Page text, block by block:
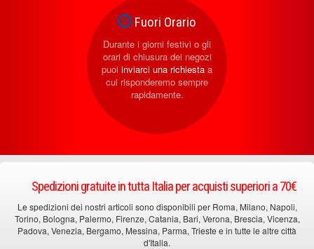
Fuori Orario
Durante i giorni festivi o gli
orari di chiusura dei negozi
puoi inviarci una richiesta a
cui risponderemo sempre
rapidamente.
Spedizioni gratuite in tutta Italia per acquisti superiori a 70€
Le spedizioni dei nostri articoli sono disponibili per Roma, Milano, Napoli,
Torino, Bologna, Palermo, Firenze, Catania, Bari, Verona, Brescia, Vicenza,
Padova, Venezia, Bergamo, Messina, Parma, Trieste e in tutte le altre città
d'Italia.